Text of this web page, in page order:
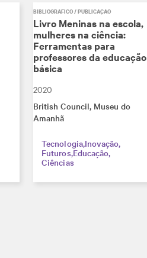
BIBLIOGRÁFICO / PUBLICAÇÃO
Livro Meninas na escola,
mulheres na ciência:
Ferramentas para
professores da educação
básica
2020
British Council, Museu do
Amanhã
TecnologiaInovação
FuturosEducação
Ciências